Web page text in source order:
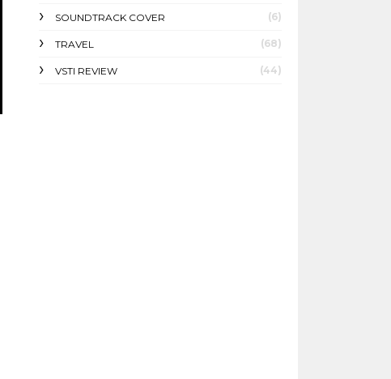
SOUNDTRACK COVER (6)
TRAVEL (68)
VSTI REVIEW (44)